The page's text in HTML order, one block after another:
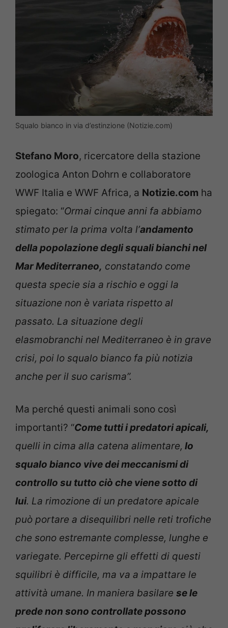
Squalo bianco in via d’estinzione (Notizie.com)
Stefano Moro, ricercatore della stazione
zoologica Anton Dohrn e collaboratore
WWF Italia e WWF Africa, a Notizie.com ha
spiegato: “Ormai cinque anni fa abbiamo
stimato per la prima volta l’andamento
della popolazione degli squali bianchi nel
Mar Mediterraneo, constatando come
questa specie sia a rischio e oggi la
situazione non è variata rispetto al
passato. La situazione degli
elasmobranchi nel Mediterraneo è in grave
crisi, poi lo squalo bianco fa più notizia
anche per il suo carisma”.
Ma perché questi animali sono così
importanti? “Come tutti i predatori apicali,
quelli in cima alla catena alimentare, lo
squalo bianco vive dei meccanismi di
controllo su tutto ciò che viene sotto di
lui. La rimozione di un predatore apicale
può portare a disequilibri nelle reti trofiche
che sono estremante complesse, lunghe e
variegate. Percepirne gli effetti di questi
squilibri è difficile, ma va a impattare le
attività umane. In maniera basilare se le
prede non sono controllate possono